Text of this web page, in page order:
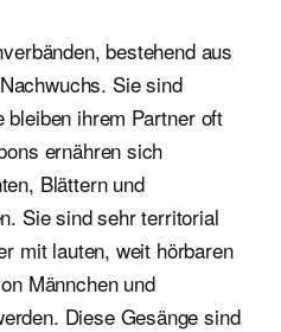
bestehend aus
Sie sind
ihrem Partner oft
ernähren sich
Blättern und
Sie sind sehr territorial
mit lauten, weit hörbaren
Männchen und
Diese Gesänge sind